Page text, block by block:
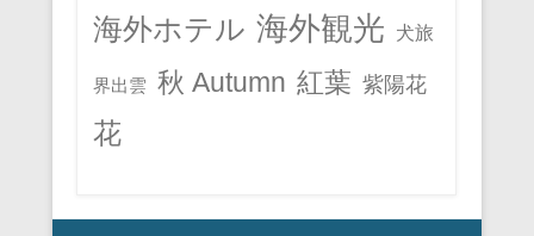
海外ホテル 海外観光 犬旅
界出雲 秋 Autumn 紅葉 紫陽花
花